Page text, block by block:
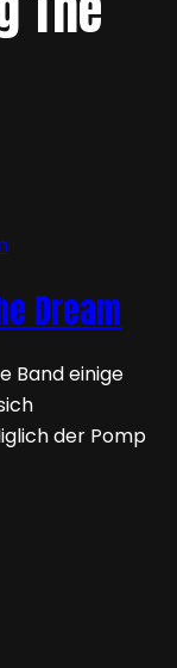
Dream
Band einige
der Pomp